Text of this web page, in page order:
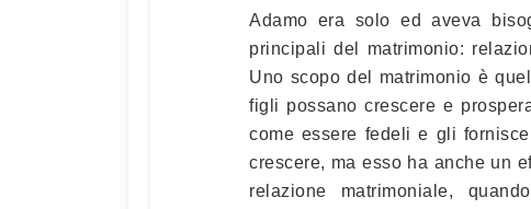
Adamo era solo ed aveva
principali del matrimonio:
Uno scopo del matrimonio è
figli possano crescere e
come essere fedeli e gli
crescere, ma esso ha anche un
relazione matrimoniale,